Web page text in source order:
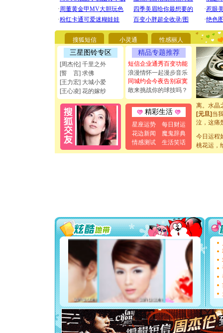
搜狐短信 小灵通 性感丽人
三星图铃专区
[周杰伦] 千里之外
[誓 言] 求佛
[王力宏] 大城小爱
[王心凌] 花的嫁纱
精品专题推荐
短信企业通秀百变功能
浪漫情怀一起漫步音乐
同城约会今夜告别寂寞
敢来挑战你的球技吗？
精彩生活
星座运势
每日财运
花边新闻
魔鬼辞典
情感测试
生活笑话
要平安
[圣诞节]
能正大
都要快乐
[圣诞节]
如意,快
[元旦]看
断电。爱
你是我专
[元旦]如
起；二是
离。水晶
[元旦]当
泣，这痛
卖了。水
[春节]风
颜！冬去
能正大光
都要快乐
[圣诞节]
如意,快
[元旦]
看
断电。
你是我
[元旦]
如
起；二
离。水
[元旦]
泣，这痛
卖了。水
[春节]风
今日运程
桃花运，